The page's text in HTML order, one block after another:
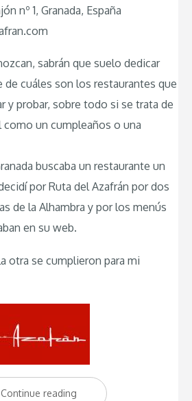
nº 1, Granada, España
sabrán que suelo dedicar
cuáles son los restaurantes que
y probar, sobre todo si se trata de
como un cumpleaños o una
buscaba un restaurante un
por Ruta del Azafrán por dos
de la Alhambra y por los menús
en su web.
otra se cumplieron para mi
Continue reading “Restaurante